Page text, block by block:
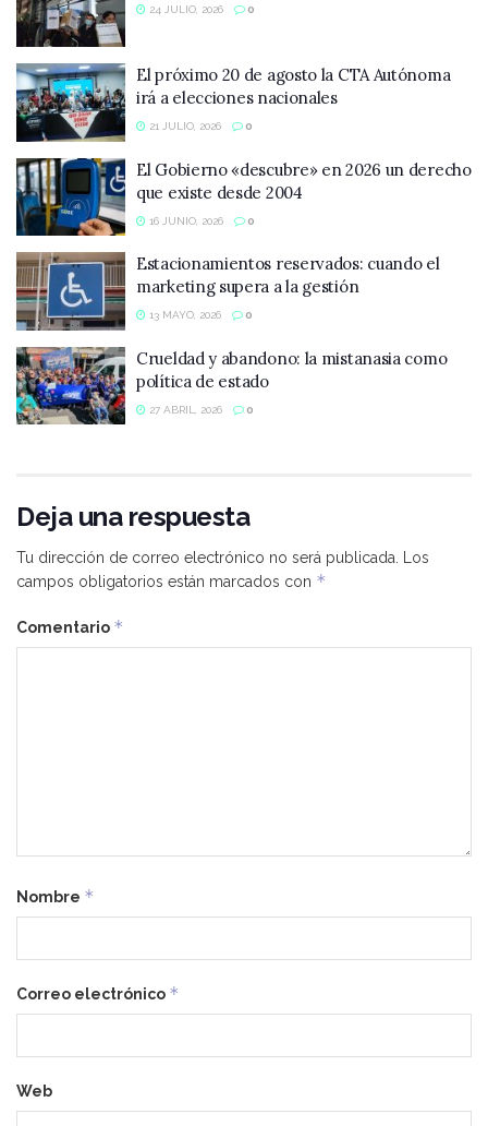
24 JULIO, 2026 0
El próximo 20 de agosto la CTA Autónoma
irá a elecciones nacionales
21 JULIO, 2026 0
El Gobierno «descubre» en 2026 un derecho
que existe desde 2004
16 JUNIO, 2026 0
Estacionamientos reservados: cuando el
marketing supera a la gestión
13 MAYO, 2026 0
Crueldad y abandono: la mistanasia como
política de estado
27 ABRIL, 2026 0
Deja una respuesta
Tu dirección de correo electrónico no será publicada. Los
campos obligatorios están marcados con *
Comentario *
Nombre *
Correo electrónico *
Web